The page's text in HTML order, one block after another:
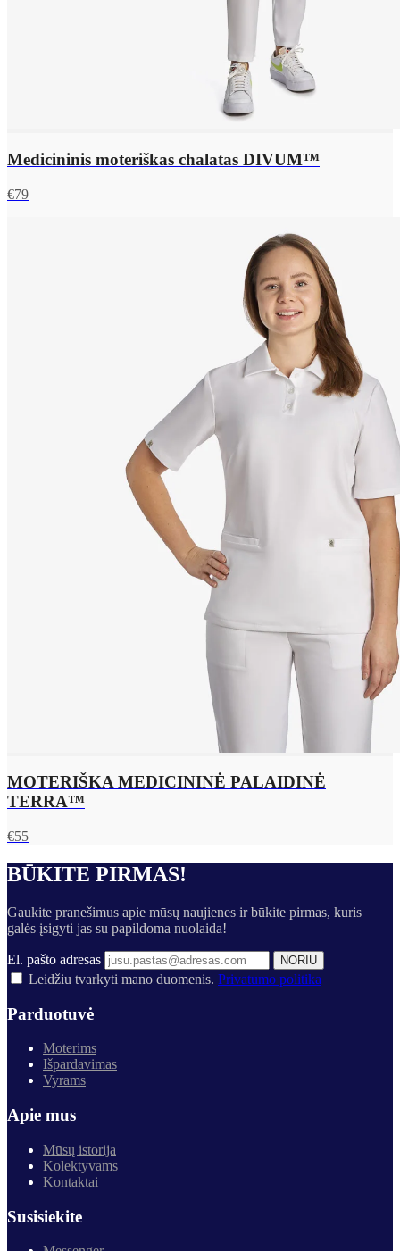
Medicininis moteriškas chalatas DIVUM™
€79
MOTERIŠKA MEDICININĖ PALAIDINĖ
TERRA™
€55
BŪKITE PIRMAS!
Gaukite pranešimus apie mūsų naujienes ir būkite pirmas, kuris
galės įsigyti jas su papildoma nuolaida!
El. pašto adresas NORIU
Leidžiu tvarkyti mano duomenis. Privatumo politika
Parduotuvė
Moterims
Išpardavimas
Vyrams
Apie mus
Mūsų istorija
Kolektyvams
Kontaktai
Susisiekite